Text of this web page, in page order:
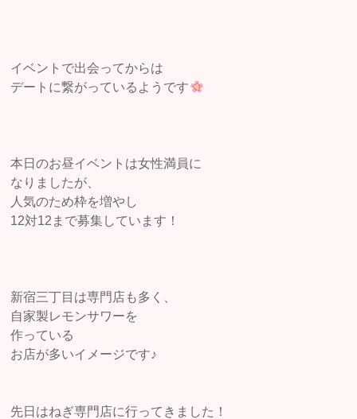
イベントで出会ってからは
デートに繋がっているようです
本日のお昼イベントは女性満員に
なりましたが、
人気のため枠を増やし
12対12まで募集しています！
新宿三丁目は専門店も多く、
自家製レモンサワーを
作っている
お店が多いイメージです♪
先日はねぎ専門店に行ってきました！